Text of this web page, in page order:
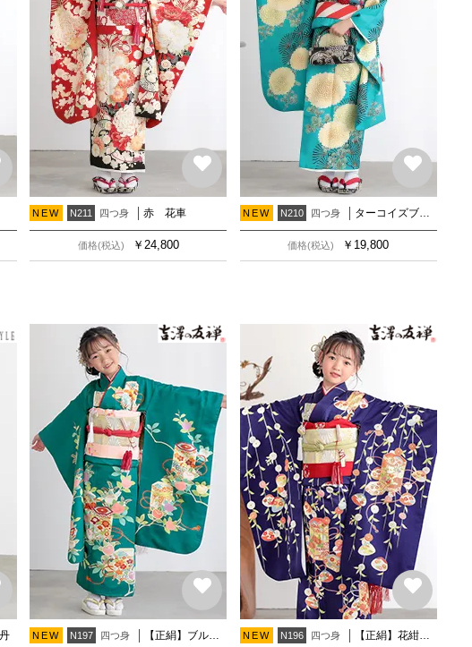
NEW N211 四つ身 赤 花車
価格(税込) ￥ 24,800
NEW N210 四つ身 ターコイズブルー 菊に松(N261)
価格(税込) ￥ 19,800
NEW N197 四つ身 【正絹】ブルーグリーン 貝桶に橘 NEW N196 四つ身 【正絹】花紺 菊に貝桶